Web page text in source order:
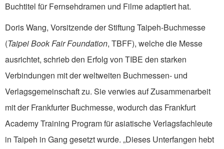
Buchtitel für Fernsehdramen und Filme adaptiert hat.
Doris Wang, Vorsitzende der Stiftung Taipeh-Buchmesse
(Taipei Book Fair Foundation, TBFF), welche die Messe
ausrichtet, schrieb den Erfolg von TIBE den starken
Verbindungen mit der weltweiten Buchmessen- und
Verlagsgemeinschaft zu. Sie verwies auf Zusammenarbeit
mit der Frankfurter Buchmesse, wodurch das Frankfurt
Academy Training Program für asiatische Verlagsfachleute
in Taipeh in Gang gesetzt wurde. „Dieses Unterfangen hebt